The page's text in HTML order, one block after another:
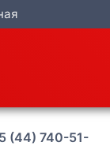
(44) 740-51-